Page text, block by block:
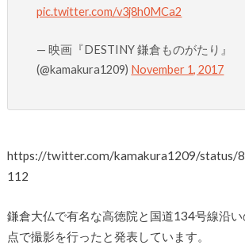
pic.twitter.com/v3j8h0MCa2
— 映画『DESTINY 鎌倉ものがたり』
(@kamakura1209) November 1, 2017
https://twitter.com/kamakura1209/status/
112
鎌倉大仏で有名な高徳院と国道134号線沿
点で撮影を行ったと発表しています。